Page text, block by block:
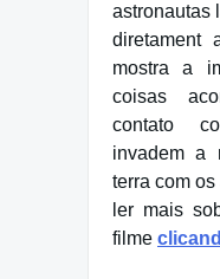
astronautas
diretament
mostra a
coisas
contato
invadem a
terra com
ler mais
filme